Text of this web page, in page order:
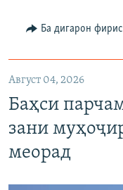
Ба дигарон
Август 04, 2026
Баҳси
зани
меорад